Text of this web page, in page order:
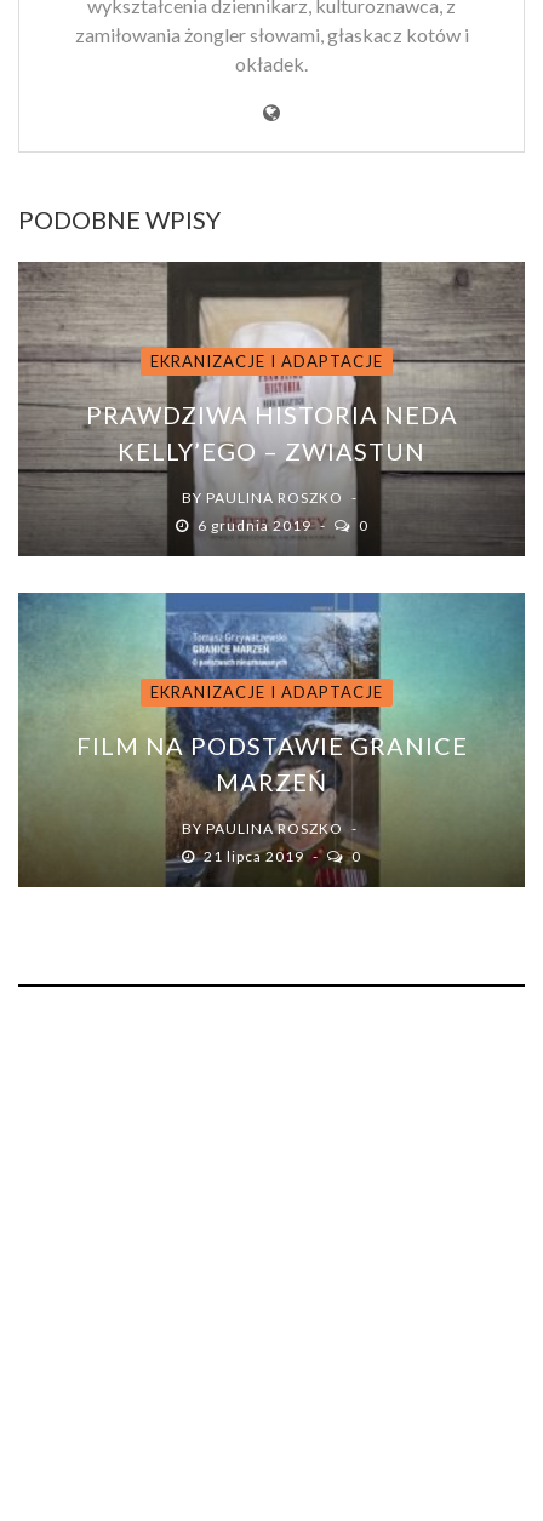
wykształcenia dziennikarz, kulturoznawca, z
zamiłowania żongler słowami, głaskacz kotów i
okładek.
PODOBNE WPISY
EKRANIZACJE I ADAPTACJE
PRAWDZIWA HISTORIA NEDA
KELLY’EGO – ZWIASTUN
BY PAULINA ROSZKO
6 grudnia 2019
0
EKRANIZACJE I ADAPTACJE
FILM NA PODSTAWIE GRANICE
MARZEŃ
BYPAULINA ROSZKO
21 lipca 2019
0